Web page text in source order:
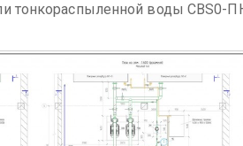
тонкораспыленной воды СВS0-